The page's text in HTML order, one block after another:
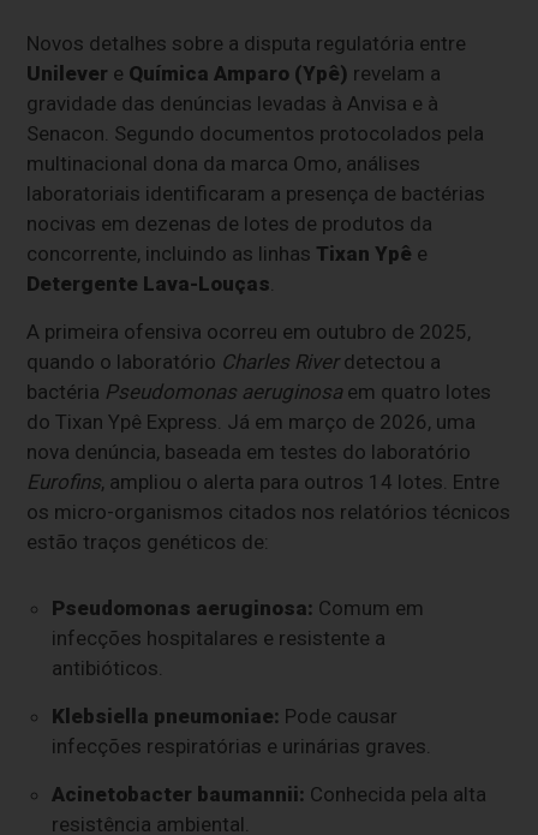
Novos detalhes sobre a disputa regulatória entre
Unilever e Química Amparo (Ypê) revelam a
gravidade das denúncias levadas à Anvisa e à
Senacon. Segundo documentos protocolados pela
multinacional dona da marca Omo, análises
laboratoriais identificaram a presença de bactérias
nocivas em dezenas de lotes de produtos da
concorrente, incluindo as linhas Tixan Ypê e
Detergente Lava-Louças.
A primeira ofensiva ocorreu em outubro de 2025,
quando o laboratório Charles Riverdetectou a
bactéria Pseudomonas aeruginosa em quatro lotes
do Tixan Ypê Express. Já em março de 2026, uma
nova denúncia, baseada em testes do laboratório
Eurofins, ampliou o alerta para outros 14 lotes. Entre
os micro-organismos citados nos relatórios técnicos
estão traços genéticos de:
Pseudomonas aeruginosa: Comum em
infecções hospitalares e resistente a
antibióticos.
Klebsiella pneumoniae: Pode causar
infecções respiratórias e urinárias graves.
Acinetobacter baumannii: Conhecida pela alta
resistência ambiental.